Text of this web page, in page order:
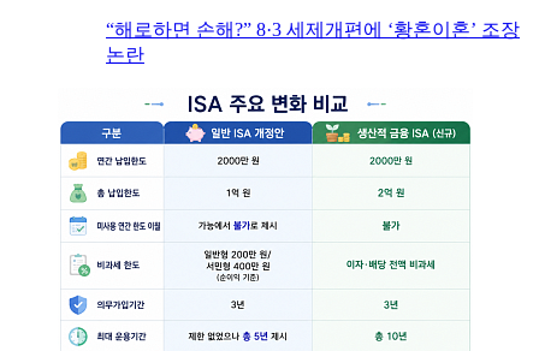
“해로하면 손해?” 8·3 세제개편에 ‘황혼이혼’ 조장
논란